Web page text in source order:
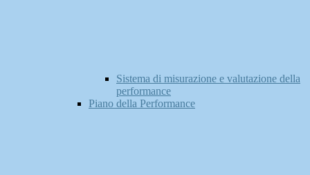
Sistema di misurazione e valutazione della
performance
Piano della Performance